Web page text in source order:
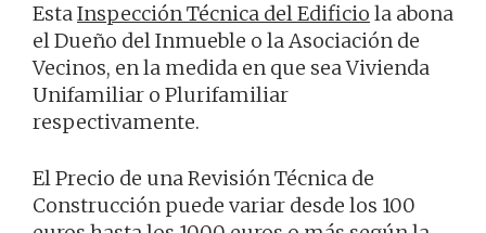
EstaInspección Técnica del Edificio la abona
el Dueño del Inmueble o la Asociación de
Vecinos, en la medida en que sea Vivienda
Unifamiliar o Plurifamiliar
respectivamente.
El Precio de una Revisión Técnica de
Construcción puede variar desde los 100